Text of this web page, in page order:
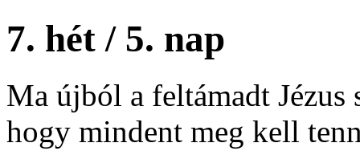
7. hét / 5. nap
Ma újból a feltámadt
hogy mindent meg kell